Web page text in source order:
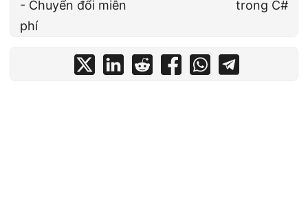
- Chuyển đổi miễn
phí
trong C#